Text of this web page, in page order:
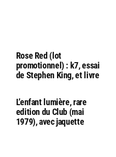
Rose Red (lot
promotionnel) : k7, essai
de Stephen King, et livre
L’enfant lumière, rare
edition du Club (mai
1979), avec jaquette